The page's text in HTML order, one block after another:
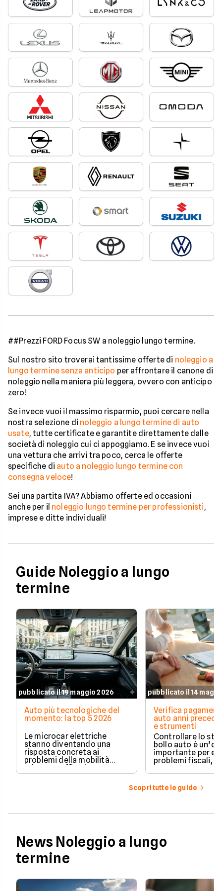
##Prezzi FORD Focus SW a noleggio lungo termine.
Sul nostro sito troverai tantissime offerte di noleggio a
lungo termine senza anticipo per affrontare il canone di
noleggio nella maniera più leggera, ovvero con anticipo
zero!
Se invece vuoi il massimo risparmio, puoi cercare nella
nostra selezione di noleggio a lungo termine di auto
usate, tutte certificate e garantite direttamente dalle
società di noleggio cui ci appoggiamo. E se invece vuoi
una vettura che arrivi tra poco, cerca le offerte
specifiche di auto a noleggio lungo termine con
consegna veloce!
Sei una partita IVA? Abbiamo offerte ed occasioni
anche per il noleggio lungo termine per professionisti,
imprese e ditte individuali!
Guide Noleggio a lungo
termine
pubblicato il 19 maggio 2026
Auto più tecnologiche del
momento: la top 5 2026
Le microcar elettriche
stanno diventando una
risposta concreta ai
problemi della mobilità
urbana: traffico intenso,
parcheggi limitati e costi di
pubblicato il 14
Verifica
auto anni
e strumenti
Controllare lo
bollo auto è
importante per
problemi fiscali,
richieste di
inattese.
Scopri tutte le guide
News Noleggio a lungo
termine